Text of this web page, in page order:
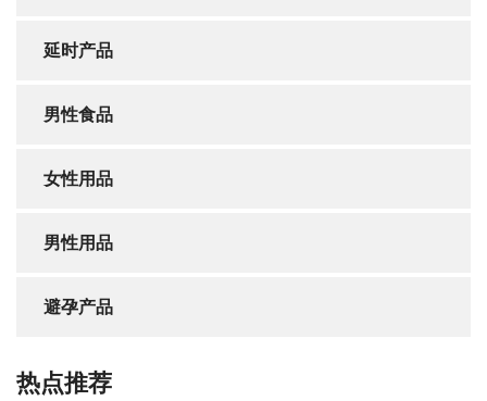
延时产品
男性食品
女性用品
男性用品
避孕产品
热点推荐